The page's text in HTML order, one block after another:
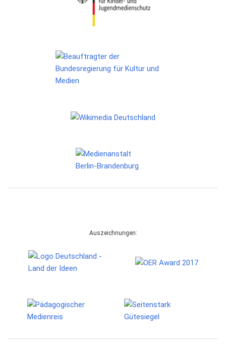
Auszeichnungen: